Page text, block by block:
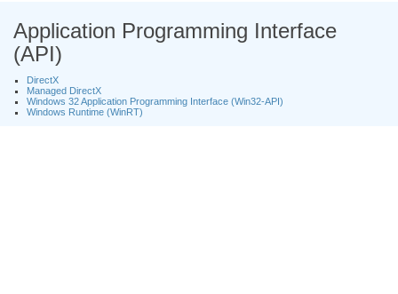
Application Programming Interface
(API)
DirectX
Managed DirectX
Windows 32 Application Programming Interface (Win32-API)
Windows Runtime (WinRT)